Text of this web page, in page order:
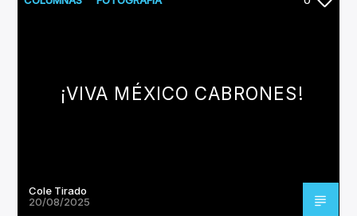
¡VIVA MÉXICO CABRONES!
Cole Tirado
20/08/2025